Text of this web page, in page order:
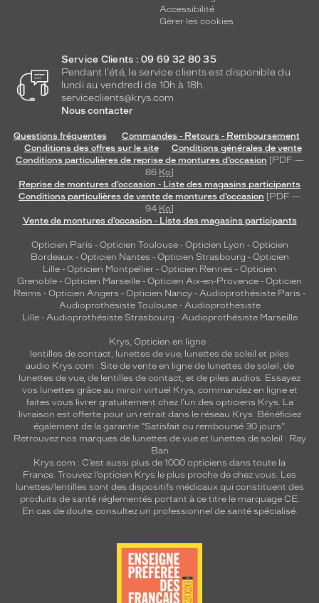
Accessibilité
Gérer les cookies
Service Clients : 09 69 32 80 35
Pendant l'été, le service clients est disponible du
lundi au vendredi de 10h à 18h.
serviceclients@krys.com
Nous contacter
Questions fréquentes
Commandes - Retours - Remboursement
Conditions des offres sur le site
Conditions générales de vente
Conditions particulières de reprise de montures d’occasion [PDF —
86 Ko]
Reprise de montures d’occasion - Liste des magasins participants
Conditions particulières de vente de montures d’occasion [PDF —
94 Ko]
Vente de montures d’occasion - Liste des magasins participants
Opticien Paris - Opticien Toulouse- Opticien Lyon - Opticien
Bordeaux- Opticien Nantes - Opticien Strasbourg - Opticien
Lille - Opticien Montpellier - Opticien Rennes - Opticien
Grenoble - Opticien Marseille - Opticien Aix-en-Provence - Opticien
Reims - Opticien Angers - Opticien Nancy - Audioprothésiste Paris -
Audioprothésiste Toulouse- Audioprothésiste
Lille- Audioprothésiste Strasbourg - Audioprothésiste Marseille
Krys, Opticien en ligne :
lentilles de contact, lunettes de vue, lunettes de soleil et piles
audio Krys.com : Site de vente en ligne de lunettes de soleil, de
lunettes de vue, de lentilles de contact, et de piles audios. Essayez
vos lunettes grâce au miroir virtuel Krys, commandez en ligne et
faites vous livrer gratuitement chez l'un des opticiens Krys. La
livraison est offerte pour un retrait dans le réseau Krys. Bénéficiez
également de la garantie "Satisfait ou remboursé 30 jours".
Retrouvez nos marques de lunettes de vue et lunettes de soleil : Ray
Ban
Krys.com : C’est aussi plus de 1000 opticiens dans toute la
France. Trouvez l’opticien Krys le plus proche de chez vous. Les
lunettes/lentilles sont des dispositifs médicaux qui constituent des
produits de santé réglementés portant à ce titre le marquage CE.
En cas de doute, consultez un professionnel de santé spécialisé.